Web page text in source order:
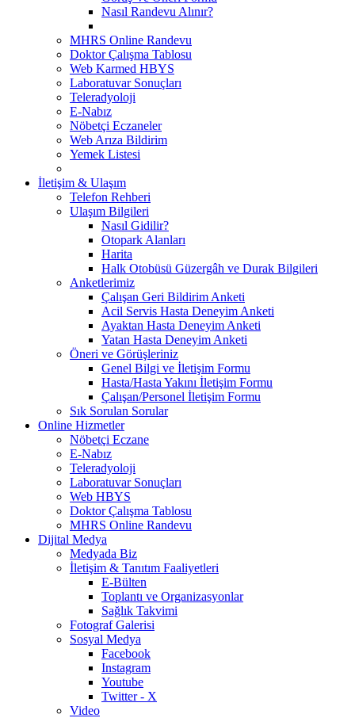
Nasıl Randevu Alınır?
MHRS Online Randevu
Doktor Çalışma Tablosu
Web Karmed HBYS
Laboratuvar Sonuçları
Teleradyoloji
E-Nabız
Nöbetçi Eczaneler
Web Arıza Bildirim
Yemek Listesi
İletişim & Ulaşım
Telefon Rehberi
Ulaşım Bilgileri
Nasıl Gidilir?
Otopark Alanları
Harita
Halk Otobüsü Güzergâh ve Durak Bilgileri
Anketlerimiz
Çalışan Geri Bildirim Anketi
Acil Servis Hasta Deneyim Anketi
Ayaktan Hasta Deneyim Anketi
Yatan Hasta Deneyim Anketi
Öneri ve Görüşleriniz
Genel Bilgi ve İletişim Formu
Hasta/Hasta Yakını İletişim Formu
Çalışan/Personel İletişim Formu
Sık Sorulan Sorular
Online Hizmetler
Nöbetçi Eczane
E-Nabız
Teleradyoloji
Laboratuvar Sonuçları
Web HBYS
Doktor Çalışma Tablosu
MHRS Online Randevu
Dijital Medya
Medyada Biz
İletişim & Tanıtım Faaliyetleri
E-Bülten
Toplantı ve Organizasyonlar
Sağlık Takvimi
Fotograf Galerisi
Sosyal Medya
Facebook
Instagram
Youtube
Twitter - X
Video